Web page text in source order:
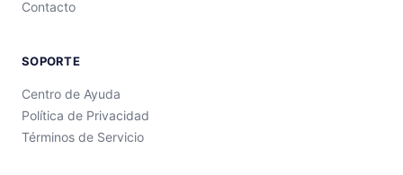
Contacto
SOPORTE
Centro de Ayuda
Política de Privacidad
Términos de Servicio